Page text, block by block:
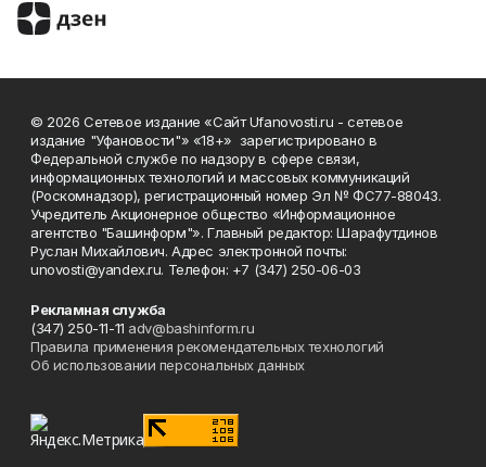
© 2026 Сетевое издание «Сайт Ufanovosti.ru - сетевое
издание "Уфановости"» «18+» зарегистрировано в
Федеральной службе по надзору в сфере связи,
информационных технологий и массовых коммуникаций
(Роскомнадзор), регистрационный номер Эл № ФС77-88043.
Учредитель Акционерное общество «Информационное
агентство "Башинформ"». Главный редактор: Шарафутдинов
Руслан Михайлович. Адрес электронной почты:
unovosti@yandex.ru. Телефон: +7 (347) 250-06-03
Рекламная служба
(347) 250-11-11 adv@bashinform.ru
Правила применения рекомендательных технологий
Об использовании персональных данных